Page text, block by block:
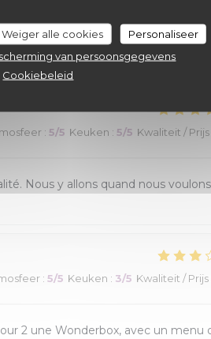
Weiger alle cookies
Personaliseer
van persoonsgegevens
Cookiebeleid
: 4 /5 Keuken: 5/5 Kwaliteit / Prijs
: 5/5 Keuken : 5/5 Kwaliteit / Prijs
Nous y allons quand nous voulons
: 5/5 Keuken : 3/5 Kwaliteit / Prijs
2 une Wonderbox, avec un menu